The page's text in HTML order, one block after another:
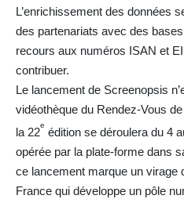
L’enrichissement des données
des partenariats avec des
recours aux numéros ISAN et
contribuer.
Le lancement de Screenopsis
vidéothèque du Rendez-Vous
la 22
e
édition se déroulera du 4
opérée par la plate-forme dans
ce lancement marque un virage
France qui développe un pôle